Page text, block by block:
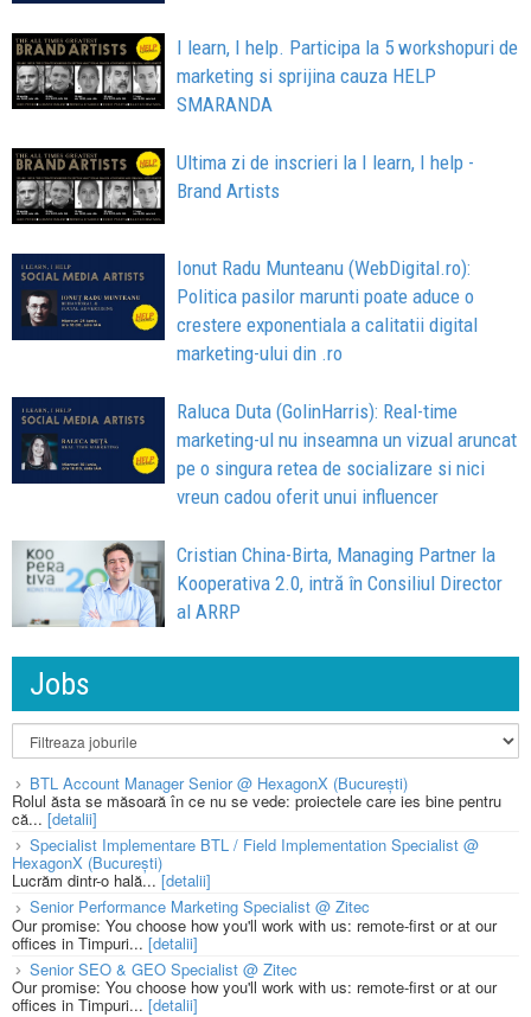
I learn, I help. Participa la 5 workshopuri de
marketing si sprijina cauza HELP
SMARANDA
Ultima zi de inscrieri la I learn, I help -
Brand Artists
Ionut Radu Munteanu (WebDigital.ro):
Politica pasilor marunti poate aduce o
crestere exponentiala a calitatii digital
marketing-ului din .ro
Raluca Duta (GolinHarris): Real-time
marketing-ul nu inseamna un vizual aruncat
pe o singura retea de socializare si nici
vreun cadou oferit unui influencer
Cristian China-Birta, Managing Partner la
Kooperativa 2.0, intră în Consiliul Director
al ARRP
Jobs
BTL Account Manager Senior @ HexagonX (București)
Rolul ăsta se măsoară în ce nu se vede: proiectele care ies bine pentru
că... [detalii]
Specialist Implementare BTL / Field Implementation Specialist @
HexagonX (București)
Lucrăm dintr-o hală... [detalii]
Senior Performance Marketing Specialist @ Zitec
Our promise: You choose how you'll work with us: remote-first or at our
offices in Timpuri... [detalii]
Senior SEO & GEO Specialist @ Zitec
Our promise: You choose how you'll work with us: remote-first or at our
offices in Timpuri... [detalii]